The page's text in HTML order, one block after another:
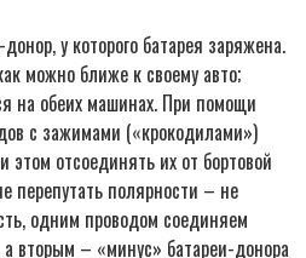
у которого батарея заряжена.
можно ближе к своему авто;
на обеих машинах. При помощи
с зажимами («крокодилами»)
этом отсоединять их от бортовой
перепутать полярности – не
одним проводом соединяем
вторым – «минус» батареи-донора